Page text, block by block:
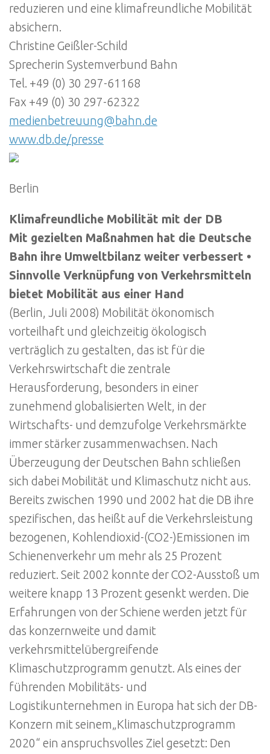
reduzieren und eine klimafreundliche Mobilität
absichern.
Christine Geißler-Schild
Sprecherin Systemverbund Bahn
Tel. +49 (0) 30 297-61168
Fax +49 (0) 30 297-62322
medienbetreuung@bahn.de
www.db.de/presse
Berlin
Klimafreundliche Mobilität mit der DB
Mit gezielten Maßnahmen hat die Deutsche
Bahn ihre Umweltbilanz weiter verbessert •
Sinnvolle Verknüpfung von Verkehrsmitteln
bietet Mobilität aus einer Hand
(Berlin, Juli 2008) Mobilität ökonomisch
vorteilhaft und gleichzeitig ökologisch
verträglich zu gestalten, das ist für die
Verkehrswirtschaft die zentrale
Herausforderung, besonders in einer
zunehmend globalisierten Welt, in der
Wirtschafts- und demzufolge Verkehrsmärkte
immer stärker zusammenwachsen. Nach
Überzeugung der Deutschen Bahn schließen
sich dabei Mobilität und Klimaschutz nicht aus.
Bereits zwischen 1990 und 2002 hat die DB ihre
spezifischen, das heißt auf die Verkehrsleistung
bezogenen, Kohlendioxid-(CO2-)Emissionen im
Schienenverkehr um mehr als 25 Prozent
reduziert. Seit 2002 konnte der CO2-Ausstoß um
weitere knapp 13 Prozent gesenkt werden. Die
Erfahrungen von der Schiene werden jetzt für
das konzernweite und damit
verkehrsmittelübergreifende
Klimaschutzprogramm genutzt. Als eines der
führenden Mobilitäts- und
Logistikunternehmen in Europa hat sich der DB-
Konzern mit seinem„Klimaschutzprogramm
2020“ ein anspruchsvolles Ziel gesetzt: Den